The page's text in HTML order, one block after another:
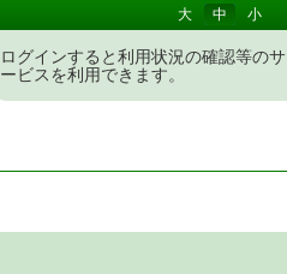
大 中 小
ログインすると利用状況の確認等のサ
ービスを利用できます。